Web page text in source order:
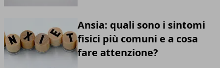
Ansia: quali sono i sintomi
fisici più comuni e a cosa
fare attenzione?